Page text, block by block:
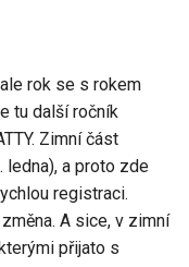
rok se s rokem
tu další ročník
Zimní část
ledna), a proto zde
registraci.
A sice, v zimní
přijato s